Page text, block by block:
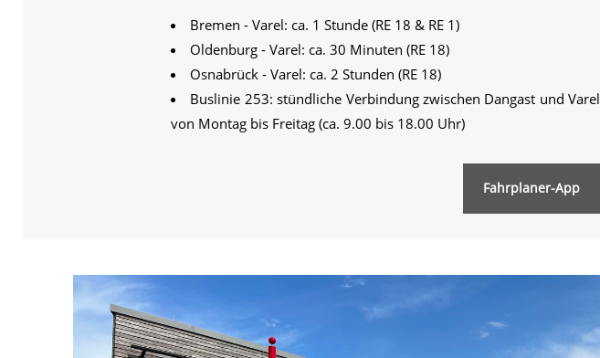
Bremen - Varel: ca. 1 Stunde (RE 18 & RE 1)
Oldenburg - Varel: ca. 30 Minuten (RE 18)
Osnabrück - Varel: ca. 2 Stunden (RE 18)
Buslinie 253: stündliche Verbindung zwischen Dangast und Varel
von Montag bis Freitag (ca. 9.00 bis 18.00 Uhr)
Fahrplaner-App